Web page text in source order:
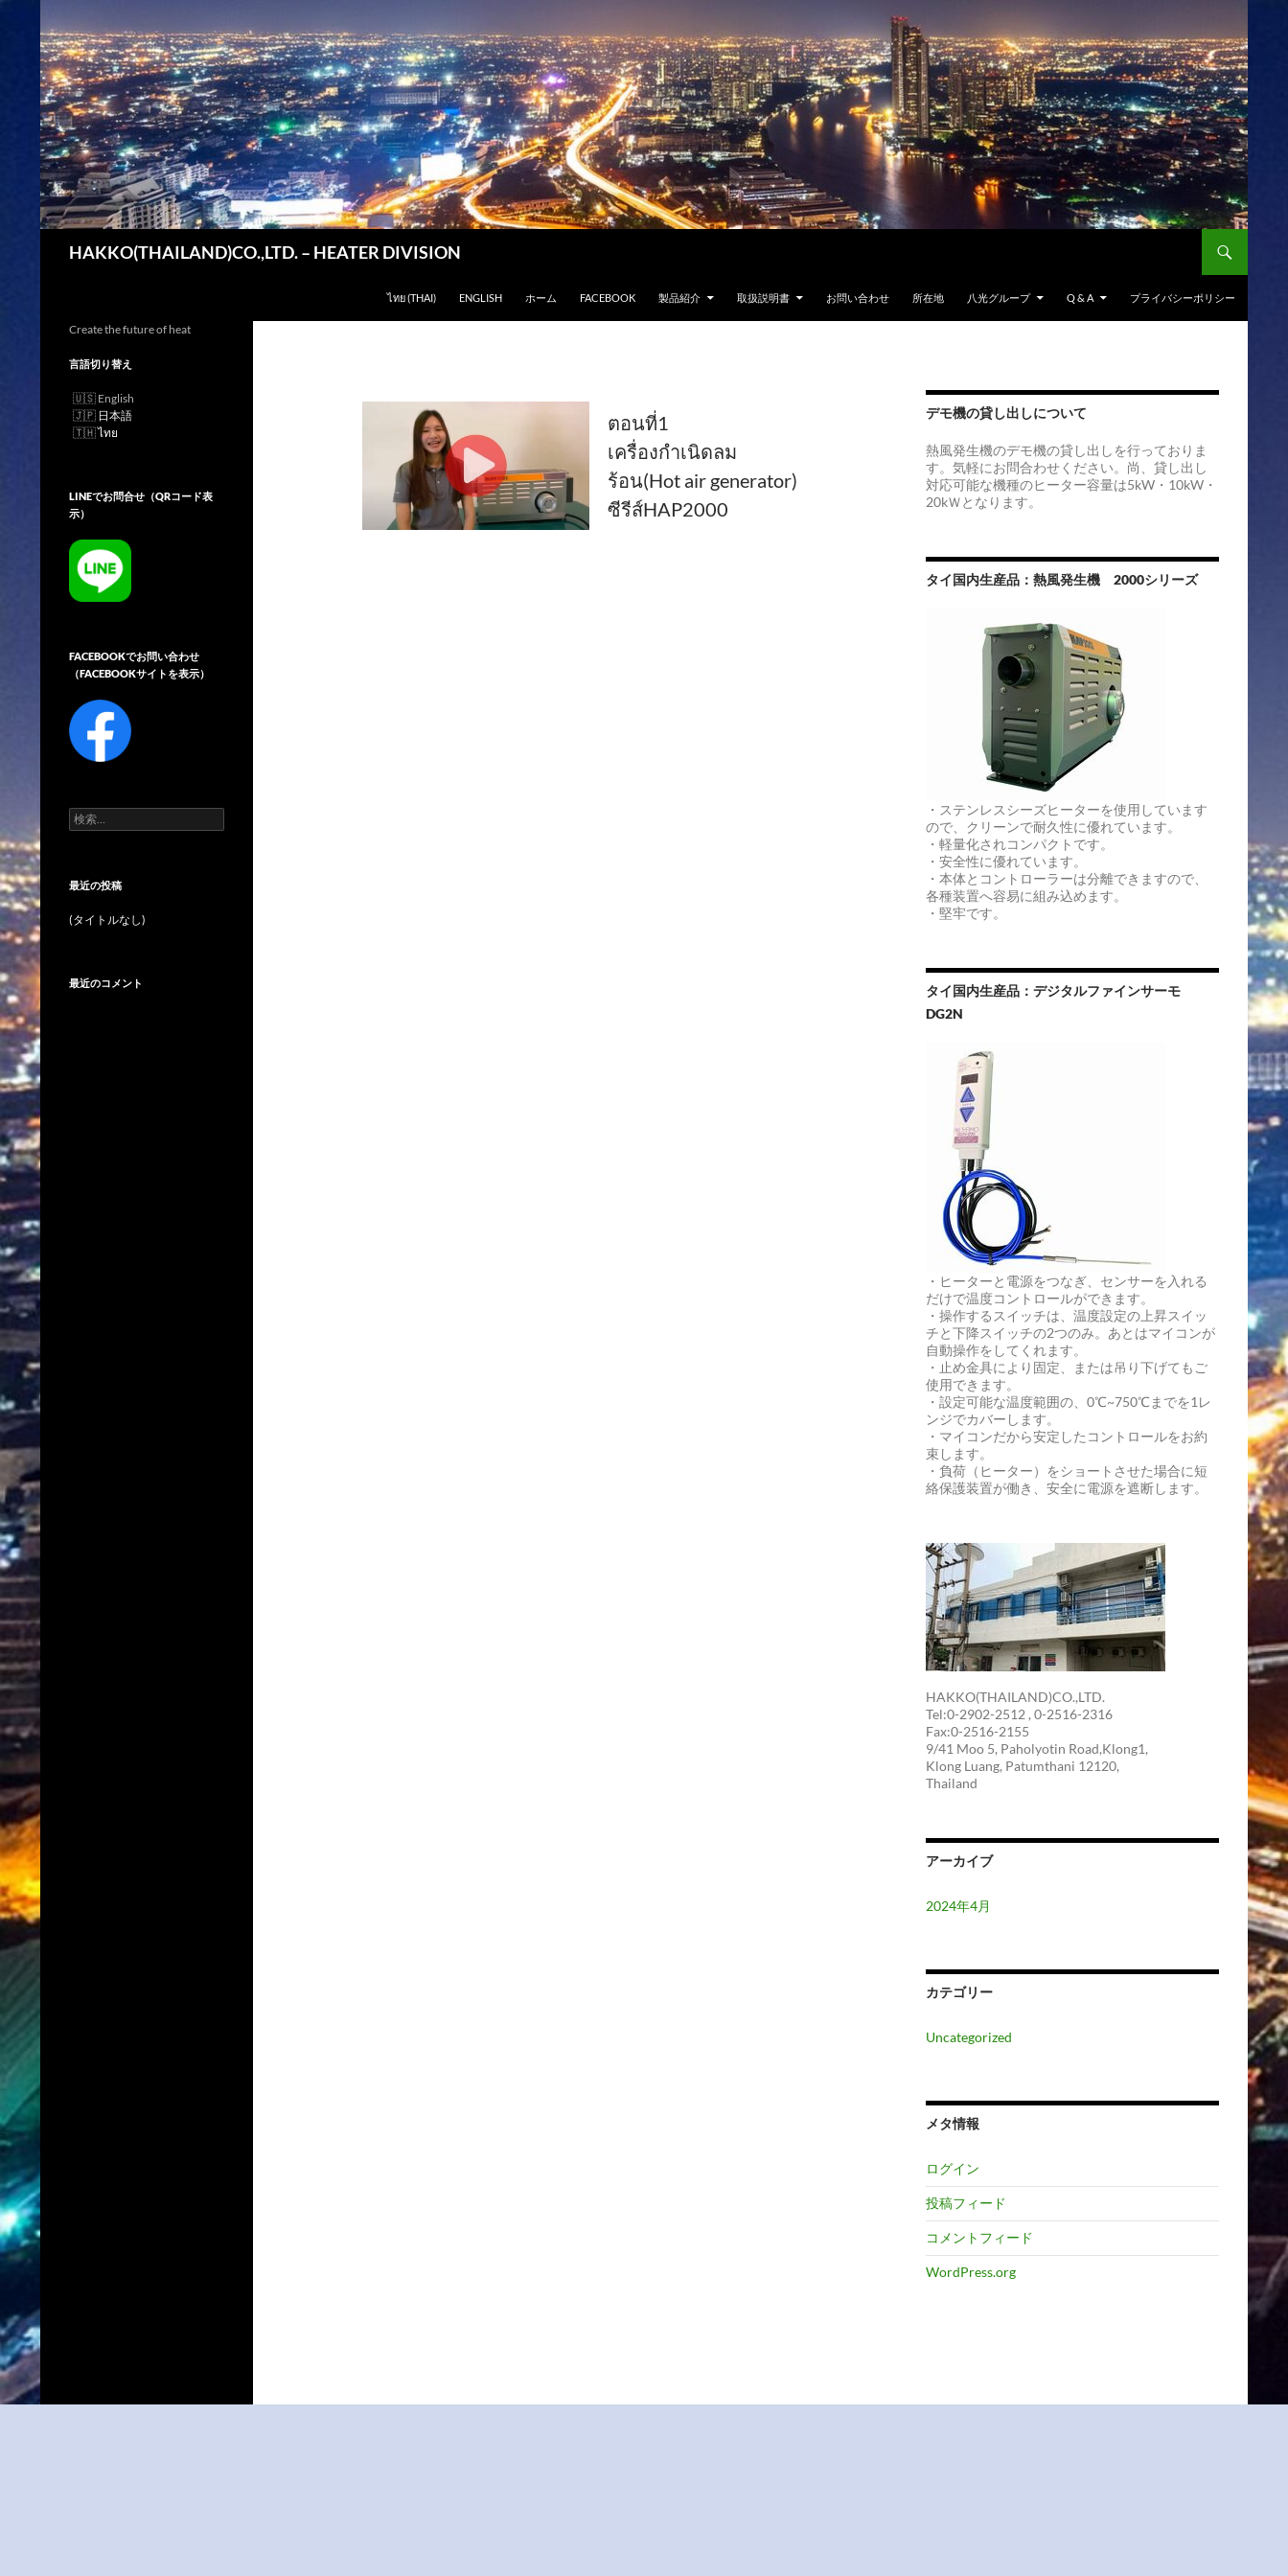
HAKKO(THAILAND)CO.,LTD. – HEATER DIVISION
ไทย (THAI)
ENGLISH ホーム FACEBOOK 製品紹介 取扱説明書 お問い合わせ 所在地 八光グループ Q & A プライバシーポリシー
ตอนที่1
เครื่องกำเนิดลม
ร้อน(Hot air generator)
ซีรีส์HAP2000
デモ機の貸し出しについて
熱風発生機のデモ機の貸し出しを行っておりま
す。気軽にお問合わせください。尚、貸し出し
対応可能な機種のヒーター容量は5kW・10kW・
20kＷとなります。
タイ国内生産品：熱風発生機 2000シリーズ
・ステンレスシーズヒーターを使用しています
ので、クリーンで耐久性に優れています。
・軽量化されコンパクトです。
・安全性に優れています。
・本体とコントローラーは分離できますので、
各種装置へ容易に組み込めます。
・堅牢です。
タイ国内生産品：デジタルファインサーモ
DG2N
・ヒーターと電源をつなぎ、センサーを入れる
だけで温度コントロールができます。
・操作するスイッチは、温度設定の上昇スイッ
チと下降スイッチの2つのみ。あとはマイコンが
自動操作をしてくれます。
・止め金具により固定、または吊り下げてもご
使用できます。
・設定可能な温度範囲の、0℃~750℃までを1レ
ンジでカバーします。
・マイコンだから安定したコントロールをお約
束します。
・負荷（ヒーター）をショートさせた場合に短
絡保護装置が働き、安全に電源を遮断します。
HAKKO(THAILAND)CO.,LTD.
Tel:0-2902-2512 , 0-2516-2316
Fax:0-2516-2155
9/41 Moo 5, Paholyotin Road,Klong1,
Klong Luang, Patumthani 12120,
Thailand
アーカイブ
2024年4月
カテゴリー
Uncategorized
メタ情報
ログイン
投稿フィード
コメントフィード
WordPress.org
Create the future of heat
言語切り替え
English
日本語
ไทย
LINEでお問合せ（QRコード表
示）
FACEBOOKでお問い合わせ
（FACEBOOKサイトを表示）
検
索:
最近の投稿
(タイトルなし)
最近のコメント